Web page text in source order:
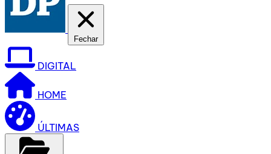
Fechar
DIGITAL
HOME
ÚLTIMAS